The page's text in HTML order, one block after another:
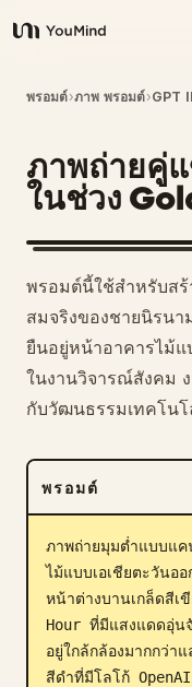
YouMind
ภาพรวม
กรณีการใช้งาน
ทักษะ
พรอมต์
ราคา
บล็อก
อัปเดต
พรอมต์›ภาพ พรอมต์›GPT
ภาพถ่ายคู่
ในช่วง
พรอมต์นี้ใช้สำหรับส
สมจริงของชายนิรน
ยืนอยู่หน้าอาคารไม้แ
ในงานวิจารณ์สังคม
กับวัฒนธรรมเทคโนโ
พรอมต์
ภาพถ่ายมุมต่ำแบบแ
ไม้แบบเอเชียตะวันอ
หน้าต่างบานเกล็ดสีเ
Hour ที่มีแสงแดดอุ่น
อยู่ใกล้กล้องมากกว่า
สีดำที่มีโลโก้